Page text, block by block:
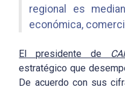
regional es
económica,
El presidente de
estratégico que
De acuerdo con sus